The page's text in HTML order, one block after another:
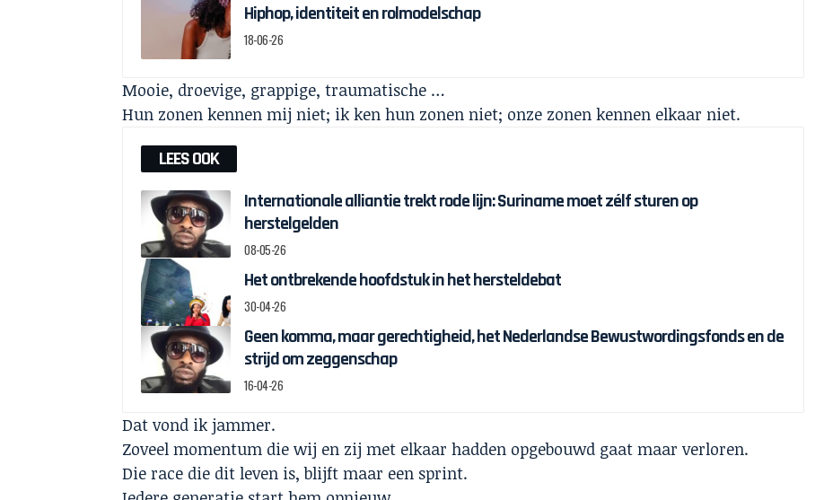
Hiphop, identiteit en rolmodelschap
18-06-26
Mooie, droevige, grappige, traumatische …
Hun zonen kennen mij niet; ik ken hun zonen niet; onze zonen kennen elkaar niet.
LEES OOK
Internationale alliantie trekt rode lijn: Suriname moet zélf sturen op
herstelgelden
08-05-26
Het ontbrekende hoofdstuk in het hersteldebat
30-04-26
Geen komma, maar gerechtigheid, het Nederlandse Bewustwordingsfonds en de
strijd om zeggenschap
16-04-26
Dat vond ik jammer.
Zoveel momentum die wij en zij met elkaar hadden opgebouwd gaat maar verloren.
Die race die dit leven is, blijft maar een sprint.